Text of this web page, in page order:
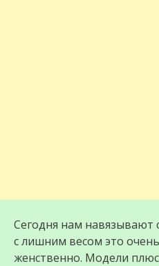
Сегодня нам
с лишним весом это
жeнственно. Модели